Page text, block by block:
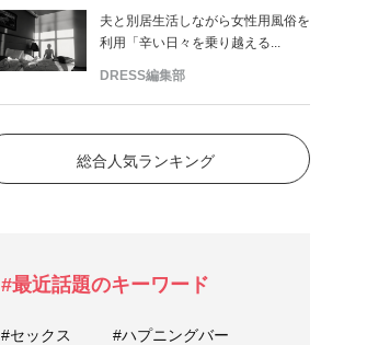
夫と別居生活しながら女性用風俗を
利用「辛い日々を乗り越える...
DRESS編集部
総合人気ランキング
#最近話題のキーワード
#セックス #ハプニングバー